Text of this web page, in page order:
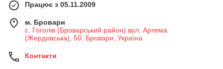
Працює з 05.11.2009
м. Бровари
с. Гоголів (Броварський район) вул. Артема
(Жердовська), 50, Бровари, Україна
Контакти